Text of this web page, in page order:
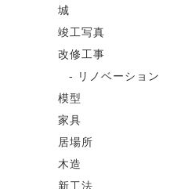
城
竣工写真
改修工事
リノベーション
模型
家具
居場所
木造
新工法